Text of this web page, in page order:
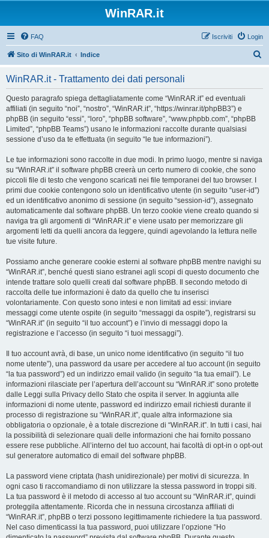
WinRAR.it
FAQ Login
Iscriviti
Sito di WinRAR.it Indice
WinRAR.it - Trattamento dei dati personali
Questo paragrafo spiega dettagliatamente come “WinRAR.it” ed eventuali
affiliati (in seguito “noi”, “nostro”, “WinRAR.it”, “https://winrar.it/phpBB3”) e
phpBB (in seguito “essi”, “loro”, “phpBB software”, “www.phpbb.com”, “phpBB
Limited”, “phpBB Teams”) usano le informazioni raccolte durante qualsiasi
sessione d’uso da te effettuata (in seguito “le tue informazioni”).
Le tue informazioni sono raccolte in due modi. In primo luogo, mentre si naviga
su “WinRAR.it” il software phpBB creerà un certo numero di cookie, che sono
piccoli file di testo che vengono scaricati nei file temporanei del tuo browser. I
primi due cookie contengono solo un identificativo utente (in seguito “user-id”)
ed un identificativo anonimo di sessione (in seguito “session-id”), assegnato
automaticamente dal software phpBB. Un terzo cookie viene creato quando si
naviga tra gli argomenti di “WinRAR.it” e viene usato per memorizzare gli
argomenti letti da quelli ancora da leggere, quindi agevolando la lettura nelle
tue visite future.
Possiamo anche generare cookie esterni al software phpBB mentre navighi su
“WinRAR.it”, benché questi siano estranei agli scopi di questo documento che
intende trattare solo quelli creati dal software phpBB. Il secondo metodo di
raccolta delle tue informazioni è dato da quello che tu inserisci
volontariamente. Con questo sono intesi e non limitati ad essi: inviare
messaggi come utente ospite (in seguito “messaggi da ospite”), registrarsi su
“WinRAR.it” (in seguito “il tuo account”) e l’invio di messaggi dopo la
registrazione e l’accesso (in seguito “i tuoi messaggi”).
Il tuo account avrà, di base, un unico nome identificativo (in seguito “il tuo
nome utente”), una password da usare per accedere al tuo account (in seguito
“la tua password”) ed un indirizzo email valido (in seguito “la tua email”). Le
informazioni rilasciate per l’apertura dell’account su “WinRAR.it” sono protette
dalle Leggi sulla Privacy dello Stato che ospita il server. In aggiunta alle
informazioni di nome utente, password ed indirizzo email richiesti durante il
processo di registrazione su “WinRAR.it”, quale altra informazione sia
obbligatoria o opzionale, è a totale discrezione di “WinRAR.it”. In tutti i casi, hai
la possibilità di selezionare quali delle informazioni che hai fornito possano
essere rese pubbliche. All’interno del tuo account, hai facoltà di opt-in o opt-out
sul generatore automatico di email del software phpBB.
La password viene criptata (hash unidirezionale) per motivi di sicurezza. In
ogni caso ti raccomandiamo di non utilizzare la stessa password in troppi siti.
La tua password è il metodo di accesso al tuo account su “WinRAR.it”, quindi
proteggila attentamente. Ricorda che in nessuna circostanza affiliati di
“WinRAR.it”, phpBB o terzi possono legittimamente richiedere la tua password.
Nel caso dimenticassi la tua password, puoi utilizzare l’opzione “Ho